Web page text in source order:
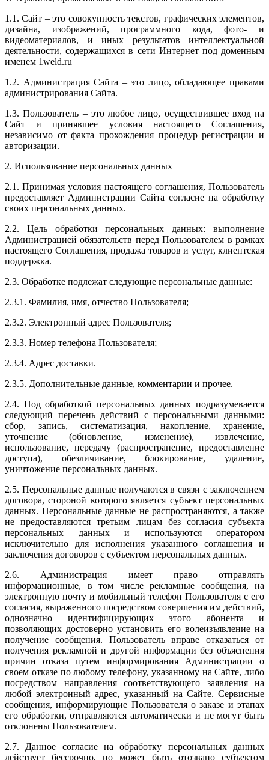
1.1. Сайт – это совокупность текстов, графических элементов,
дизайна, изображений, программного кода, фото- и
видеоматериалов, и иных результатов интеллектуальной
деятельности, содержащихся в сети Интернет под доменным
именем 1weld.ru
1.2. Администрация Сайта – это лицо, обладающее правами
администрирования Сайта.
1.3. Пользователь – это любое лицо, осуществившее вход на
Сайт и принявшее условия настоящего Соглашения,
независимо от факта прохождения процедур регистрации и
авторизации.
2. Использование персональных данных
2.1. Принимая условия настоящего соглашения, Пользователь
предоставляет Администрации Сайта согласие на обработку
своих персональных данных.
2.2. Цель обработки персональных данных: выполнение
Администрацией обязательств перед Пользователем в рамках
настоящего Соглашения, продажа товаров и услуг, клиентская
поддержка.
2.3. Обработке подлежат следующие персональные данные:
2.3.1. Фамилия, имя, отчество Пользователя;
2.3.2. Электронный адрес Пользователя;
2.3.3. Номер телефона Пользователя;
2.3.4. Адрес доставки.
2.3.5. Дополнительные данные, комментарии и прочее.
2.4. Под обработкой персональных данных подразумевается
следующий перечень действий с персональными данными:
сбор, запись, систематизация, накопление, хранение,
уточнение (обновление, изменение), извлечение,
использование, передачу (распространение, предоставление
доступа), обезличивание, блокирование, удаление,
уничтожение персональных данных.
2.5. Персональные данные получаются в связи с заключением
договора, стороной которого является субъект персональных
данных. Персональные данные не распространяются, а также
не предоставляются третьим лицам без согласия субъекта
персональных данных и используются оператором
исключительно для исполнения указанного соглашения и
заключения договоров с субъектом персональных данных.
2.6. Администрация имеет право отправлять
информационные, в том числе рекламные сообщения, на
электронную почту и мобильный телефон Пользователя с его
согласия, выраженного посредством совершения им действий,
однозначно идентифицирующих этого абонента и
позволяющих достоверно установить его волеизъявление на
получение сообщения. Пользователь вправе отказаться от
получения рекламной и другой информации без объяснения
причин отказа путем информирования Администрации о
своем отказе по любому телефону, указанному на Сайте, либо
посредством направления соответствующего заявления на
любой электронный адрес, указанный на Сайте. Сервисные
сообщения, информирующие Пользователя о заказе и этапах
его обработки, отправляются автоматически и не могут быть
отклонены Пользователем.
2.7. Данное согласие на обработку персональных данных
действует бессрочно, но может быть отозвано субъектом